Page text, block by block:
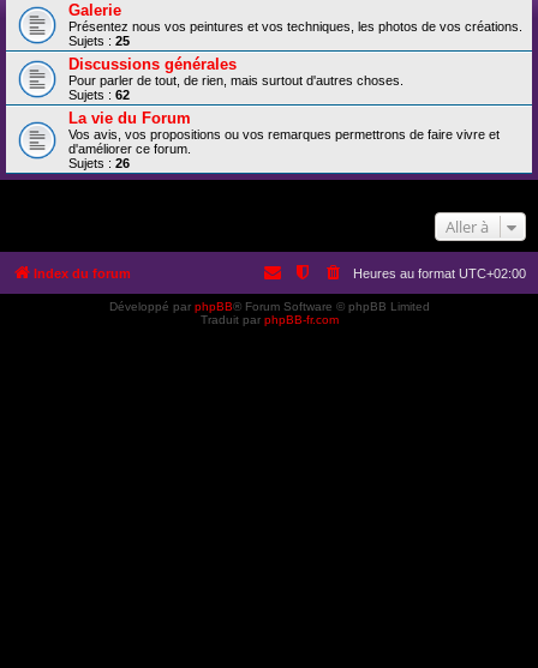
Galerie
Présentez nous vos peintures et vos techniques, les photos de vos créations.
Sujets : 25
Discussions générales
Pour parler de tout, de rien, mais surtout d'autres choses.
Sujets : 62
La vie du Forum
Vos avis, vos propositions ou vos remarques permettrons de faire vivre et
d'améliorer ce forum.
Sujets : 26
Aller à
Index du forum Heures au format UTC+02:00
Développé par phpBB® Forum Software © phpBB Limited
Traduit par phpBB-fr.com